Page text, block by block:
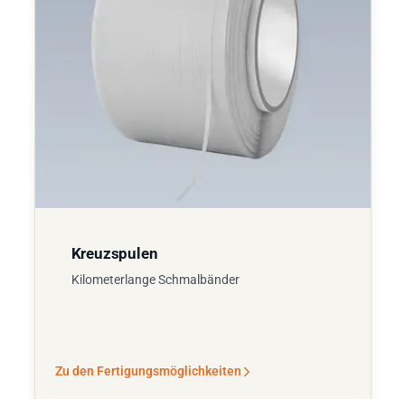
Kreuzspulen
Kilometerlange Schmalbänder
Zu den Fertigungsmöglichkeiten